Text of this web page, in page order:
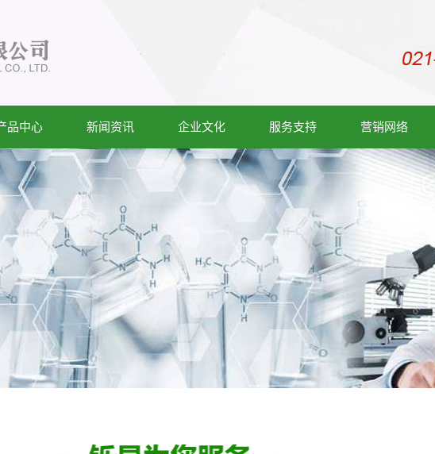
品中心 新闻资讯 企业文化 服务支持 营销网络